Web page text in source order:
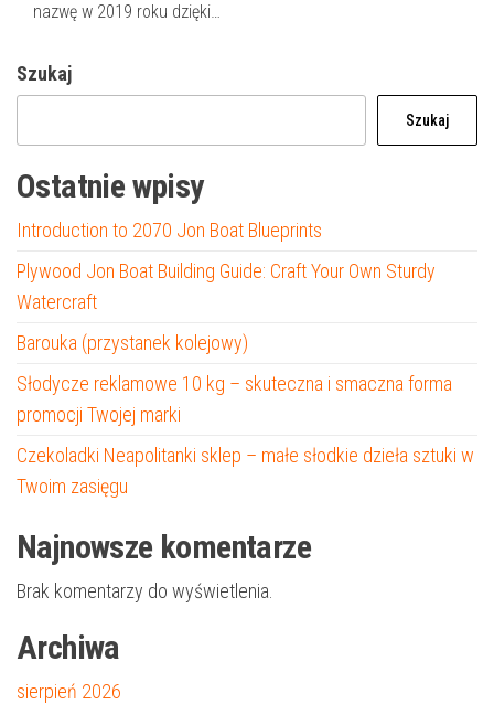
nazwę w 2019 roku dzięki…
Szukaj
Szukaj
Ostatnie wpisy
Introduction to 2070 Jon Boat Blueprints
Plywood Jon Boat Building Guide: Craft Your Own Sturdy
Watercraft
Barouka (przystanek kolejowy)
Słodycze reklamowe 10 kg – skuteczna i smaczna forma
promocji Twojej marki
Czekoladki Neapolitanki sklep – małe słodkie dzieła sztuki w
Twoim zasięgu
Najnowsze komentarze
Brak komentarzy do wyświetlenia.
Archiwa
sierpień 2026